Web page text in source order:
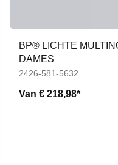
BP® LICHTE
DAMES
2426-581-5632
Van € 218,98*